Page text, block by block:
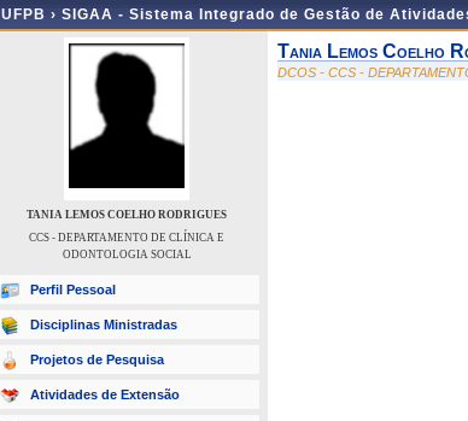
UFPB › SIGAA - Sistema Integrado de Gestão de
TANIA LEMOS COELHO RODRIGUES
CCS - DEPARTAMENTO DE CLÍNICA E
ODONTOLOGIA SOCIAL
Perfil Pessoal
Disciplinas Ministradas
Projetos de Pesquisa
Atividades de Extensão
Tania Lemos Coelho
DCOS - CCS -